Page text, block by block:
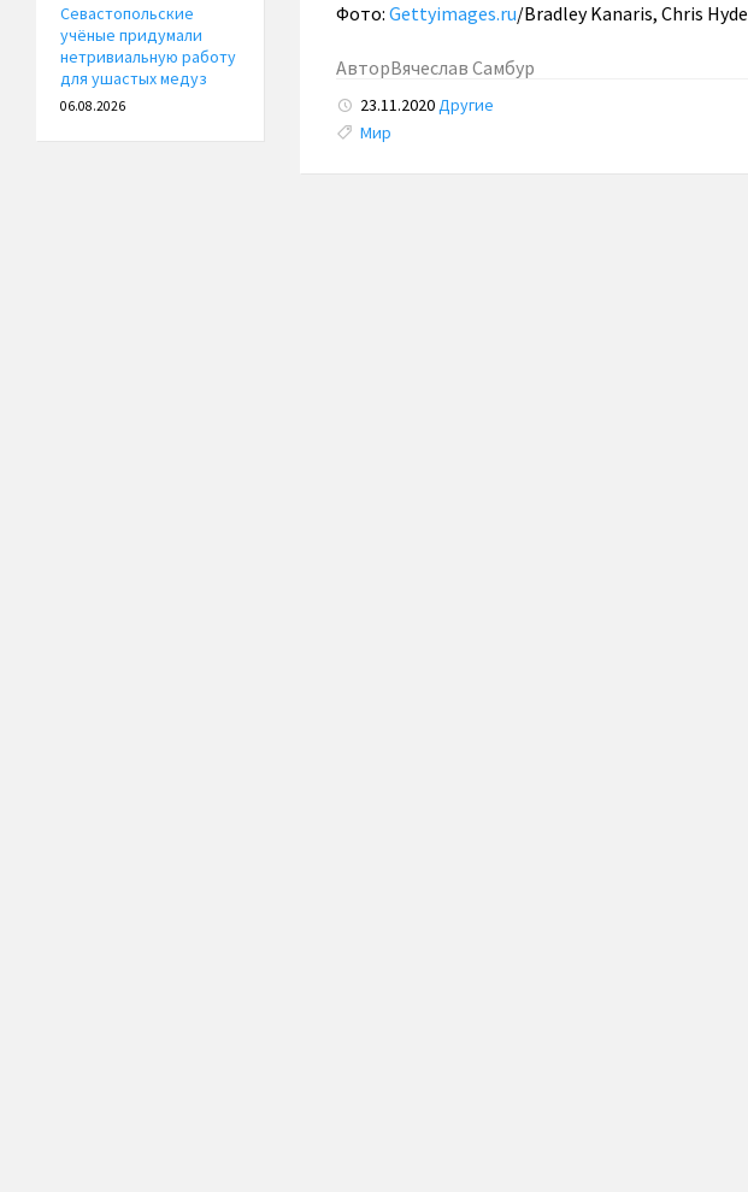
Фото: Gettyimages.ru/Bradley Kanaris, Chris Hyde
АвторВячеслав Самбур
23.11.2020Другие
Tags:
Мир
Севастопольские
учёные придумали
нетривиальную работу
для ушастых медуз
06.08.2026